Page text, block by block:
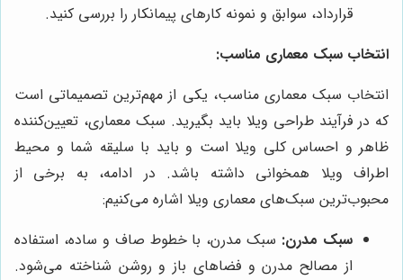
قرارداد، سوابق و نمونه کارهای پیمانکار را بررسی کنید.
انتخاب سبک معماری مناسب:
انتخاب سبک معماری مناسب، یکی از مهم‌ترین تصمیماتی است
که در فرآیند طراحی ویلا باید بگیرید. سبک معماری، تعیین‌کننده
ظاهر و احساس کلی ویلا است و باید با سلیقه شما و محیط
اطراف ویلا همخوانی داشته باشد. در ادامه، به برخی از
محبوب‌ترین سبک‌های معماری ویلا اشاره می‌کنیم:
سبک مدرن: سبک مدرن، با خطوط صاف و ساده، استفاده
از مصالح مدرن و فضاهای باز و روشن شناخته می‌شود.